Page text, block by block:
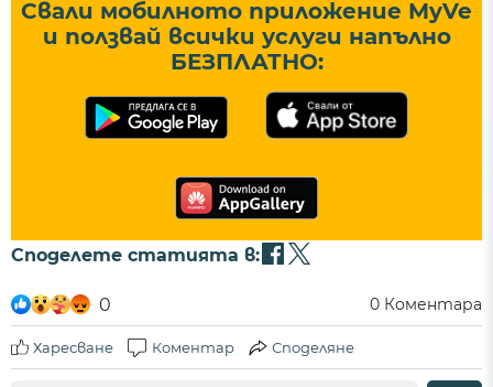
Свали мобилното приложение MyVe
и ползвай всички услуги напълно
БЕЗПЛАТНО:
Споделете статията в:
0 0 Коментара
Харесване Коментар Споделяне